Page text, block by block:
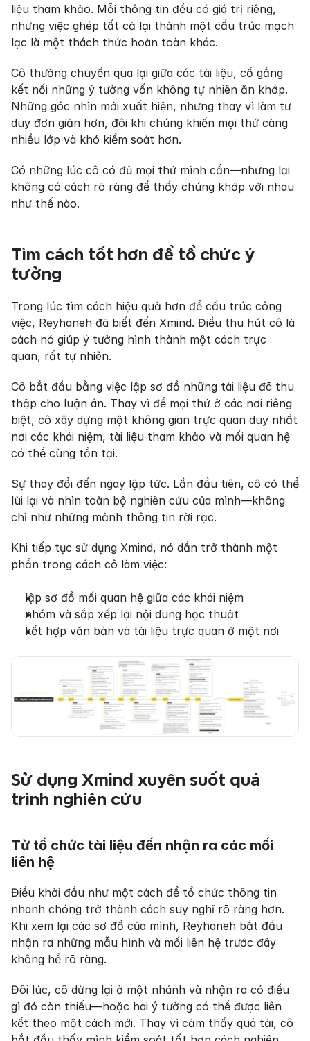
liệu tham khảo. Mỗi thông tin đều có giá trị riêng,
nhưng việc ghép tất cả lại thành một cấu trúc mạch
lạc là một thách thức hoàn toàn khác.
Cô thường chuyển qua lại giữa các tài liệu, cố gắng
kết nối những ý tưởng vốn không tự nhiên ăn khớp.
Những góc nhìn mới xuất hiện, nhưng thay vì làm tư
duy đơn giản hơn, đôi khi chúng khiến mọi thứ càng
nhiều lớp và khó kiểm soát hơn.
Có những lúc cô có đủ mọi thứ mình cần—nhưng lại
không có cách rõ ràng để thấy chúng khớp với nhau
như thế nào.
Tìm cách tốt hơn để tổ chức ý
tưởng
Trong lúc tìm cách hiệu quả hơn để cấu trúc công
việc, Reyhaneh đã biết đến Xmind. Điều thu hút cô là
cách nó giúp ý tưởng hình thành một cách trực
quan, rất tự nhiên.
Cô bắt đầu bằng việc lập sơ đồ những tài liệu đã thu
thập cho luận án. Thay vì để mọi thứ ở các nơi riêng
biệt, cô xây dựng một không gian trực quan duy nhất
nơi các khái niệm, tài liệu tham khảo và mối quan hệ
có thể cùng tồn tại.
Sự thay đổi đến ngay lập tức. Lần đầu tiên, cô có thể
lùi lại và nhìn toàn bộ nghiên cứu của mình—không
chỉ như những mảnh thông tin rời rạc.
Khi tiếp tục sử dụng Xmind, nó dần trở thành một
phần trong cách cô làm việc:
lập sơ đồ mối quan hệ giữa các khái niệm
nhóm và sắp xếp lại nội dung học thuật
kết hợp văn bản và tài liệu trực quan ở một nơi
Sử dụng Xmind xuyên suốt quá
trình nghiên cứu
Từ tổ chức tài liệu đến nhận ra các mối
liên hệ
Điều khởi đầu như một cách để tổ chức thông tin
nhanh chóng trở thành cách suy nghĩ rõ ràng hơn.
Khi xem lại các sơ đồ của mình, Reyhaneh bắt đầu
nhận ra những mẫu hình và mối liên hệ trước đây
không hề rõ ràng.
Đôi lúc, cô dừng lại ở một nhánh và nhận ra có điều
gì đó còn thiếu—hoặc hai ý tưởng có thể được liên
kết theo một cách mới. Thay vì cảm thấy quá tải, cô